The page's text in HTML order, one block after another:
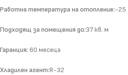
Работна температура на отопление:-25
Подходящ за помещения до:37 кв. м
Гаранция: 60 месеца
Хладилен агент:R-32